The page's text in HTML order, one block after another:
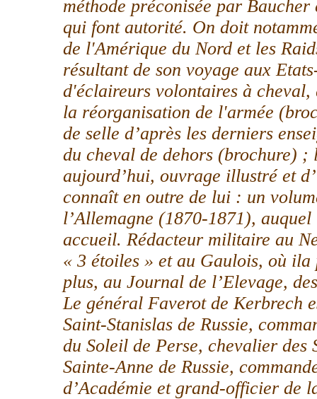
méthode préconisée par
qui font autorité. On doit
de l'Amérique du Nord et les
résultant de son voyage aux
d'éclaireurs volontaires à
la réorganisation de l'armée
de selle d’après les derniers
du cheval de dehors (brochure) ;
aujourd’hui, ouvrage illustré et
connaît en outre de lui : un
l’Allemagne (1870-1871),
accueil. Rédacteur militaire au
« 3 étoiles » et au Gaulois, où
plus, au Journal de l’Elevage,
Le général Faverot de Kerbrech
Saint-Stanislas de Russie,
du Soleil de Perse, chevalier
Sainte-Anne de Russie,
d’Académie et grand-officier de